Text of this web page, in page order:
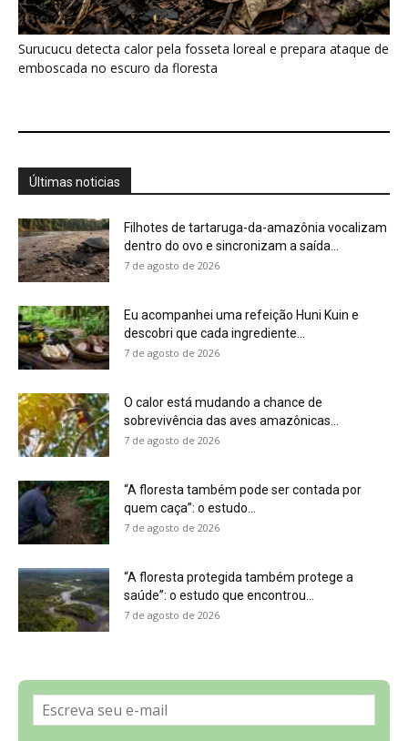
Eu acompanhei uma refeição Huni Kuin e
descobri que cada ingrediente...
7 de agosto de 2026
“A floresta também pode ser contada por
7 de agosto de 2026
7 de agosto de 2026
Política de Privacidade, LGPD e RGPD
Últimas Notícias
🌎 Español